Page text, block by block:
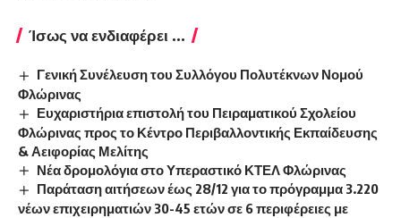
Ίσως να ενδιαφέρει ...
Γενική Συνέλευση του Συλλόγου Πολυτέκνων Νομού
Φλώρινας
Ευχαριστήρια επιστολή του Πειραματικού Σχολείου
Φλώρινας προς το Κέντρο Περιβαλλοντικής Εκπαίδευσης
& Αειφορίας Μελίτης
Νέα δρομολόγια στο Υπεραστικό ΚΤΕΛ Φλώρινας
Παράταση αιτήσεων έως 28/12 για το πρόγραμμα 3.220
νέων επιχειρηματιών 30-45 ετών σε 6 περιφέρειες με